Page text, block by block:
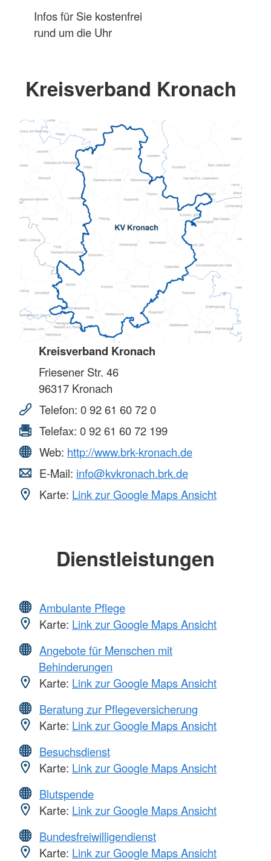
Infos für Sie kostenfrei
rund um die Uhr
Kreisverband Kronach
Kreisverband Kronach
Friesener Str. 46
96317 Kronach
Telefon: 0 92 61 60 72 0
Telefax: 0 92 61 60 72 199
Web: http://www.brk-kronach.de
E-Mail: info@kvkronach.brk.de
Karte: Link zur Google Maps Ansicht
Dienstleistungen
Ambulante Pflege
Karte: Link zur Google Maps Ansicht
Angebote für Menschen mit
Behinderungen
Karte: Link zur Google Maps Ansicht
Beratung zur Pflegeversicherung
Karte: Link zur Google Maps Ansicht
Besuchsdienst
Karte: Link zur Google Maps Ansicht
Blutspende
Karte: Link zur Google Maps Ansicht
Bundesfreiwilligendienst
Karte: Link zur Google Maps Ansicht